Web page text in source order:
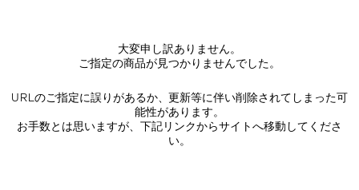
大変申し訳ありません。
ご指定の商品が見つかりませんでした。
URLのご指定に誤りがあるか、更新等に伴い削除されてしまった可
能性があります。
お手数とは思いますが、下記リンクからサイトへ移動してくださ
い。